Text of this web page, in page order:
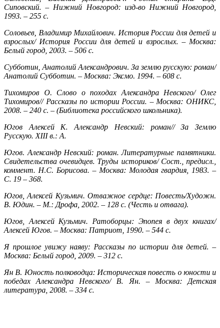
Сиповский. – Нижний Новгород: изд-во Нижний Новгород,
1993. – 255 с.
Соловьев, Владимир Михайлович. История России для детей и
взрослых/ История России для детей и взрослых. – Москва:
Белый город, 2003. – 506 с.
Субботин, Анатолий Александрович. За землю русскую: роман/
Анатолий Субботин. – Москва: Эксмо. 1994. – 608 с.
Тихомиров О. Слово о походах Александра Невского/ Олег
Тихомиров// Рассказы по истории России. – Москва: ОНИКС,
2008. – 240 с. – (Библиотека российского школьника).
Югов Алексей К. Александр Невский: роман// За Землю
Русскую. XIII в.: А.
Югов. Александр Невский: роман. Литературные памятники.
Свидетельства очевидцев. Труды историков/ Сост., предисл.,
коммент. Н.С. Борисова. – Москва: Молодая гвардия, 1983. –
С. 19 – 368.
Югов, Алексей Кузьмич. Отважное сердце: Повесть/Художн.
В. Юдин. – М.: Дрофа, 2002. – 128 с. (Честь и отвага).
Югов, Алексей Кузьмич. Ратоборцы: Эпопея в двух книгах/
Алексей Югов. – Москва: Патриот, 1990. – 544 с.
Я прошлое увижу наяву: Рассказы по истории для детей. –
Москва: Белый город, 2009. – 312 с.
Ян В. Юность полководца: Историческая повесть о юности и
победах Александра Невского/ В. Ян. – Москва: Детская
литература, 2008. – 334 с.